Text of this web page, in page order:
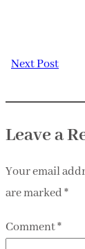
Next Post
Leave a
Your email
are marked*
Comment*